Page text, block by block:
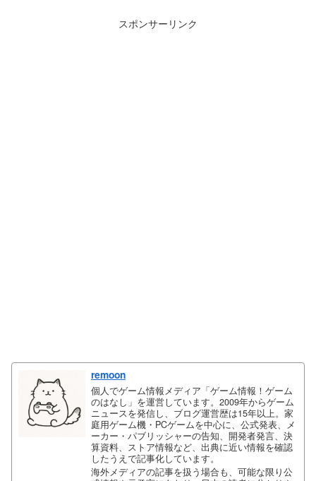
スポンサーリンク
remoon
個人でゲーム情報メディア「ゲーム情報！ゲーム
のはなし」を運営しています。2009年からゲーム
ニュースを発信し、ブログ運営歴は15年以上。家
庭用ゲーム機・PCゲームを中心に、公式発表、メ
ーカー・パブリッシャーの告知、開発者発言、決
算資料、ストア情報など、出典に近い情報を確認
したうえで記事化しています。
海外メディアの記事を扱う場合も、可能な限り公